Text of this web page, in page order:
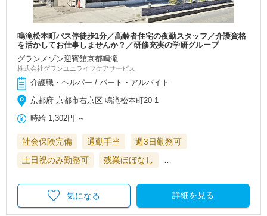
鳴滝松本町バス停徒歩1分／高齢者住宅の夜勤スタッフ／介護資格
を活かしてお仕事しませんか？／研修充実の学研グループ
グランメゾン迎賓館京都鳴滝
株式会社グランユニライフケアサービス
介護職・ヘルパー / パート・アルバイト
京都府 京都市右京区 鳴滝松本町20-1
時給 1,302円 ～
社会保険完備 通勤手当
週3日勤務可
土日祝のみ勤務可
残業ほぼなし …
詳細を見る
気になる